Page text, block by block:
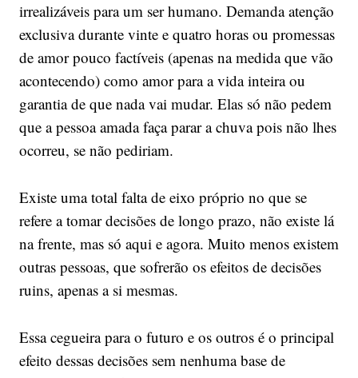
irrealizáveis para um ser humano. Demanda atenção
exclusiva durante vinte e quatro horas ou promessas
de amor pouco factíveis (apenas na medida que vão
acontecendo) como amor para a vida inteira ou
garantia de que nada vai mudar. Elas só não pedem
que a pessoa amada faça parar a chuva pois não lhes
ocorreu, se não pediriam.
Existe uma total falta de eixo próprio no que se
refere a tomar decisões de longo prazo, não existe lá
na frente, mas só aqui e agora. Muito menos existem
outras pessoas, que sofrerão os efeitos de decisões
ruins, apenas a si mesmas.
Essa cegueira para o futuro e os outros é o principal
efeito dessas decisões sem nenhuma base de